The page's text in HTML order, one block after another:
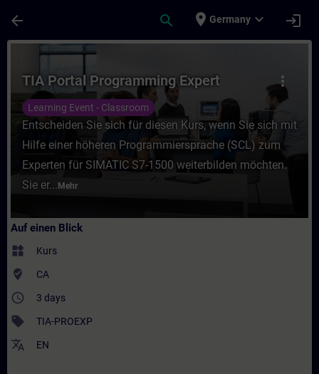
arrow_back search place Germany expand_more login
Kurs - TIA Portal Programming Expert -
more_vert
TIA Portal Programming Expert
Learning Event - Classroom
Entscheiden Sie sich für diesen Kurs, wenn Sie sich mit
Hilfe einer höheren Programmiersprache (SCL) zum
Experten für SIMATIC S7-1500 weiterbilden möchten.
Sie er... Mehr
Auf einen Blick
widgets Kurs
where_to_vote CA
access_time 3 days
sell TIA-PROEXP
translate EN